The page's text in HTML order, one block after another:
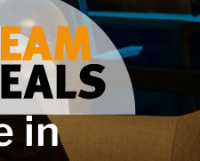
in